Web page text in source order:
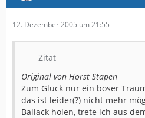
12. Dezember 2005 um 21:55
Zitat
Original von Horst Stapen
Zum Glück nur ein böser
das ist leider(?) nicht mehr
Ballack holen, trete ich aus